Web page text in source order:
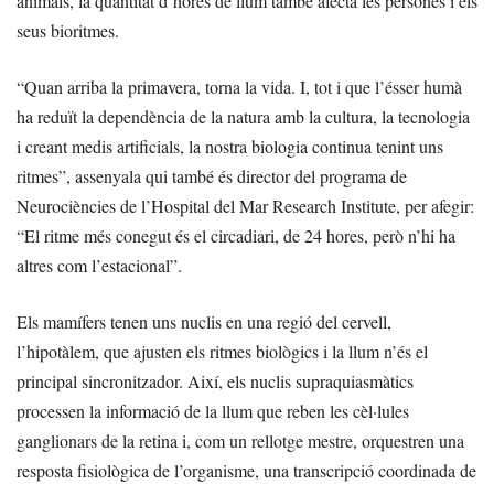
seus bioritmes.
“Quan arriba la primavera, torna la vida. I, tot i que l’ésser humà
ha reduït la dependència de la natura amb la cultura, la tecnologia
i creant medis artificials, la nostra biologia continua tenint uns
ritmes”, assenyala qui també és director del programa de
Neurociències de l’Hospital del Mar Research Institute, per afegir:
“El ritme més conegut és el circadiari, de 24 hores, però n’hi ha
altres com l’estacional”.
Els mamífers tenen uns nuclis en una regió del cervell,
l’hipotàlem, que ajusten els ritmes biològics i la llum n’és el
principal sincronitzador. Així, els nuclis supraquiasmàtics
processen la informació de la llum que reben les cèl·lules
ganglionars de la retina i, com un rellotge mestre, orquestren una
resposta fisiològica de l’organisme, una transcripció coordinada de